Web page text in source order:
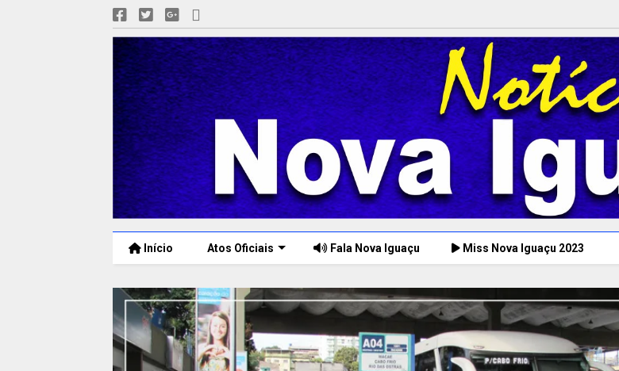
Início Atos Oficiais Fala Nova Iguaçu Miss Nova Iguaçu 2023